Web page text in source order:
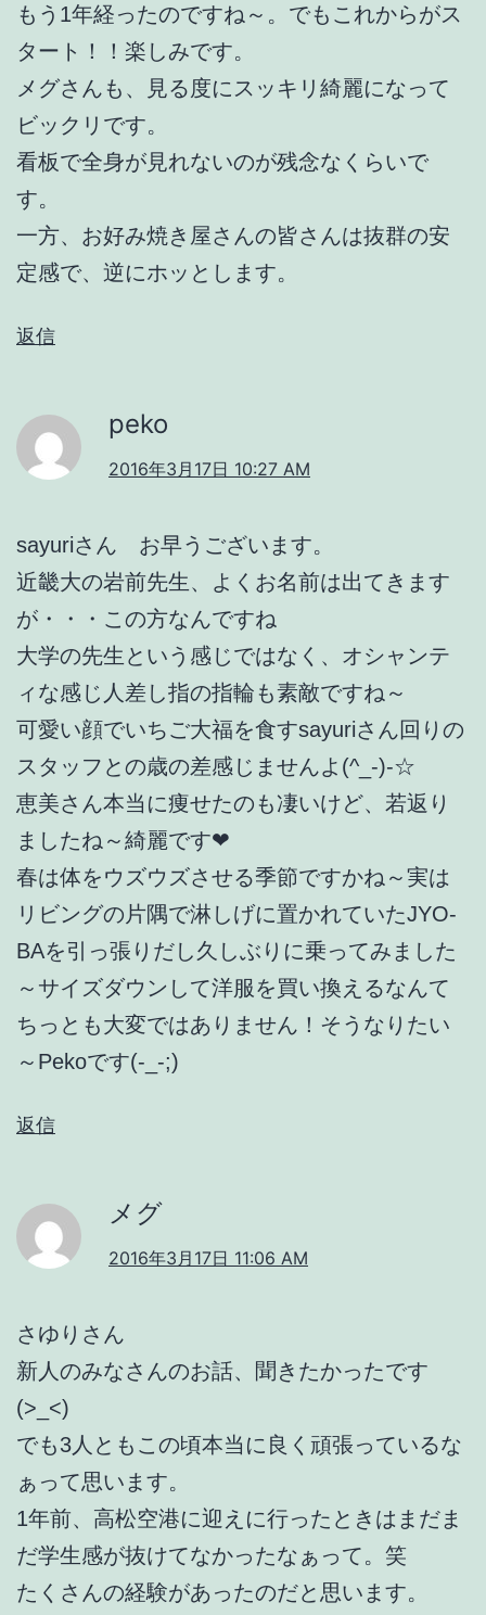
もう1年経ったのですね～。でもこれからがス
タート！！楽しみです。
メグさんも、見る度にスッキリ綺麗になって
ビックリです。
看板で全身が見れないのが残念なくらいで
す。
一方、お好み焼き屋さんの皆さんは抜群の安
定感で、逆にホッとします。
返信
peko
2016年3月17日 10:27 AM
sayuriさん お早うございます。
近畿大の岩前先生、よくお名前は出てきます
が・・・この方なんですね
大学の先生という感じではなく、オシャンテ
ィな感じ人差し指の指輪も素敵ですね～
可愛い顔でいちご大福を食すsayuriさん回りの
スタッフとの歳の差感じませんよ(^_-)-☆
恵美さん本当に痩せたのも凄いけど、若返り
ましたね～綺麗です❤
春は体をウズウズさせる季節ですかね～実は
リビングの片隅で淋しげに置かれていたJYO-
BAを引っ張りだし久しぶりに乗ってみました
～サイズダウンして洋服を買い換えるなんて
ちっとも大変ではありません！そうなりたい
～Pekoです(-_-;)
返信
メグ
2016年3月17日 11:06 AM
さゆりさん
新人のみなさんのお話、聞きたかったです
(>_<)
でも3人ともこの頃本当に良く頑張っているな
ぁって思います。
1年前、高松空港に迎えに行ったときはまだま
だ学生感が抜けてなかったなぁって。笑
たくさんの経験があったのだと思います。